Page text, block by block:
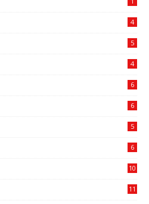
4
5
4
6
6
5
6
10
11